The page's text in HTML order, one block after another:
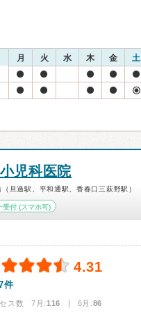
月 火 水 木 金 土
児科医院
旦過駅、平和通駅、香春口三萩野駅）
受付(スマホ可)
4.31
件
ス数 7月:116 | 6月:86